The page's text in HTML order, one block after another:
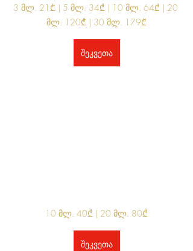
3 მლ. 21₾ | 5 მლ. 34₾ | 10 მლ. 64₾ | 20
მლ. 120₾ | 30 მლ. 179₾
შეკვეთა
10 მლ. 40₾ | 20 მლ. 80₾
შეკვეთა